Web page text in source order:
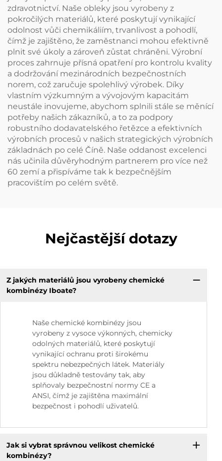
zdravotnictví. Naše obleky jsou vyrobeny z
pokročilých materiálů, které poskytují vynikající
odolnost vůči chemikáliím, trvanlivost a pohodlí,
čímž je zajištěno, že zaměstnanci mohou efektivně
plnit své úkoly a zároveň zůstat chráněni. Výrobní
proces zahrnuje přísná opatření pro kontrolu kvality
a dodržování mezinárodních bezpečnostních
norem, což zaručuje spolehlivý výrobek. Díky
vlastním výzkumným a vývojovým kapacitám
neustále inovujeme, abychom splnili stále se měnící
potřeby našich zákazníků, a to za podpory
robustního dodavatelského řetězce a efektivních
výrobních procesů v našich strategických výrobních
základnách po celé Číně. Naše oddanost excelenci
nás učinila důvěryhodným partnerem pro více než
60 zemí a přispíváme tak k bezpečnějším
pracovištím po celém světě.
Nejčastější dotazy
Z jakých materiálů jsou vyrobeny chemické
kombinézy Iboate?
Naše chemické kombinézy jsou
vyrobeny z vysoce výkonných, chemicky
odolných materiálů, které poskytují
vynikající ochranu proti širokému
spektru nebezpečných látek. Materiály
jsou důkladně testovány tak, aby
splňovaly bezpečnostní normy CE a
ANSI, čímž je zajištěna maximální
bezpečnost i pohodlí uživatelů.
Jak si vybrat správnou velikost chemické
kombinézy?